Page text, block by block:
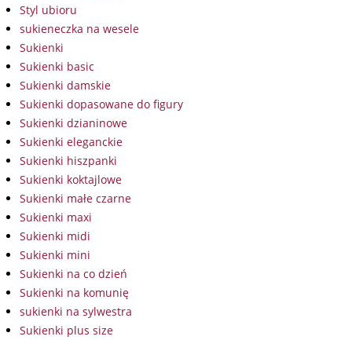
Styl ubioru
sukieneczka na wesele
Sukienki
Sukienki basic
Sukienki damskie
Sukienki dopasowane do figury
Sukienki dzianinowe
Sukienki eleganckie
Sukienki hiszpanki
Sukienki koktajlowe
Sukienki małe czarne
Sukienki maxi
Sukienki midi
Sukienki mini
Sukienki na co dzień
Sukienki na komunię
sukienki na sylwestra
Sukienki plus size